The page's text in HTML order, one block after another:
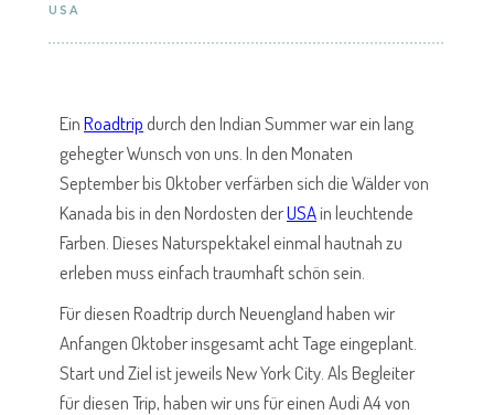
USA
EinRoadtripdurch den Indian Summer war ein lang
gehegter Wunsch von uns. In den Monaten
September bis Oktober verfärben sich die Wälder von
Kanada bis in den Nordosten derUSAin leuchtende
Farben. Dieses Naturspektakel einmal hautnah zu
erleben muss einfach traumhaft schön sein.
Für diesen Roadtrip durch Neuengland haben wir
Anfangen Oktober insgesamt acht Tage eingeplant.
Start und Ziel ist jeweils New York City. Als Begleiter
für diesen Trip, haben wir uns für einen Audi A4 von